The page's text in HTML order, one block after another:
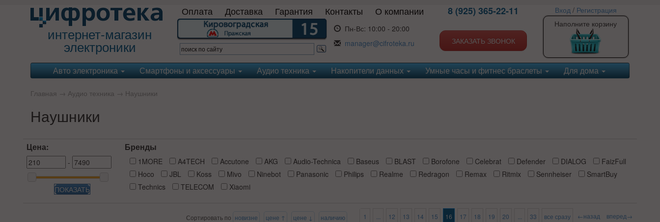
интернет-магазин
электроники
Оплата Доставка Гарантия Контакты О компании
Пн-Вс: 10:00 - 20:00
manager@cifroteka.ru
8 (925) 365-22-11
ЗАКАЗАТЬ ЗВОНОК
Вход/ Регистрация
Наполните корзину
Авто электроника Смартфоны и аксессуары Аудио техника Накопители данных Умные часы и фитнес браслеты Для дома
Главная → Аудио техника → Наушники
Наушники
Цена:
-
ПОКАЗАТЬ
Бренды
1MORE A4TECH Accutone AKG Audio-Technica Baseus BLAST Borofone Celebrat Defender DIALOG
FaizFull
Hoco
JBL Koss Mivo Ninebot Panasonic Philips Realme Redragon Remax Ritmix Sennheiser
SmartBuy
Technics
TELECOM Xiaomi
1 12 13 14 15 16 17 18 19 20 33 все сразу ←назад вперед→
Сортировать по новизне цене ↑ цене ↓ наличию